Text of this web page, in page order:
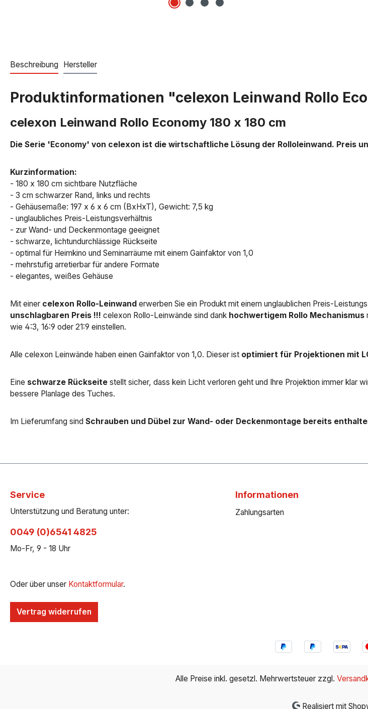
Beschreibung Hersteller
Produktinformationen "celexon Leinwand Rollo
celexon Leinwand Rollo Economy 180 x 180 cm
Die Serie 'Economy' von celexon ist die wirtschaftliche Lösung der Rolloleinwand. Preis
Kurzinformation:
- 180 x 180 cm sichtbare Nutzfläche
- 3 cm schwarzer Rand, links und rechts
- Gehäusemaße: 197 x 6 x 6 cm (BxHxT), Gewicht: 7,5 kg
- unglaubliches Preis-Leistungsverhältnis
- zur Wand- und Deckenmontage geeignet
- schwarze, lichtundurchlässige Rückseite
- optimal für Heimkino und Seminarräume mit einem Gainfaktor von 1,0
- mehrstufig arretierbar für andere Formate
- elegantes, weißes Gehäuse
Mit einer celexon Rollo-Leinwand erwerben Sie ein Produkt mit einem unglaublichen Preis-
unschlagbaren Preis !!! celexon Rollo-Leinwände sind dank hochwertigem Rollo Mechanismus
wie 4:3, 16:9 oder 21:9 einstellen.
Alle celexon Leinwände haben einen Gainfaktor von 1,0. Dieser ist optimiert für Projektionen mit
Eine schwarze Rückseite stellt sicher, dass kein Licht verloren geht und Ihre Projektion immer klar
bessere Planlage des Tuches.
Im Lieferumfang sind Schrauben und Dübel zur Wand- oder Deckenmontage bereits
Service
Unterstützung und Beratung unter:
0049 (0)6541 4825
Mo-Fr, 9 - 18 Uhr
Oder über unser Kontaktformular.
Vertrag widerrufen
Informationen
Zahlungsarten
Alle Preise inkl. gesetzl. Mehrwertsteuer zzgl.
Realisiert mit